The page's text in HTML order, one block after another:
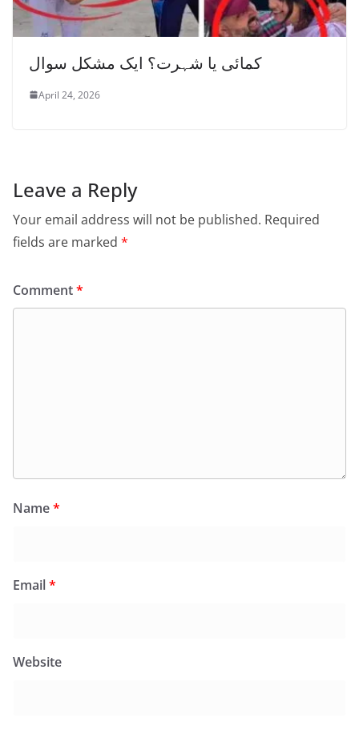
کمائی یا شہرت؟ ایک مشکل سوال
April 24, 2026
Leave a Reply
Your email address will not be published. Required
fields are marked *
Comment*
Name*
Email*
Website